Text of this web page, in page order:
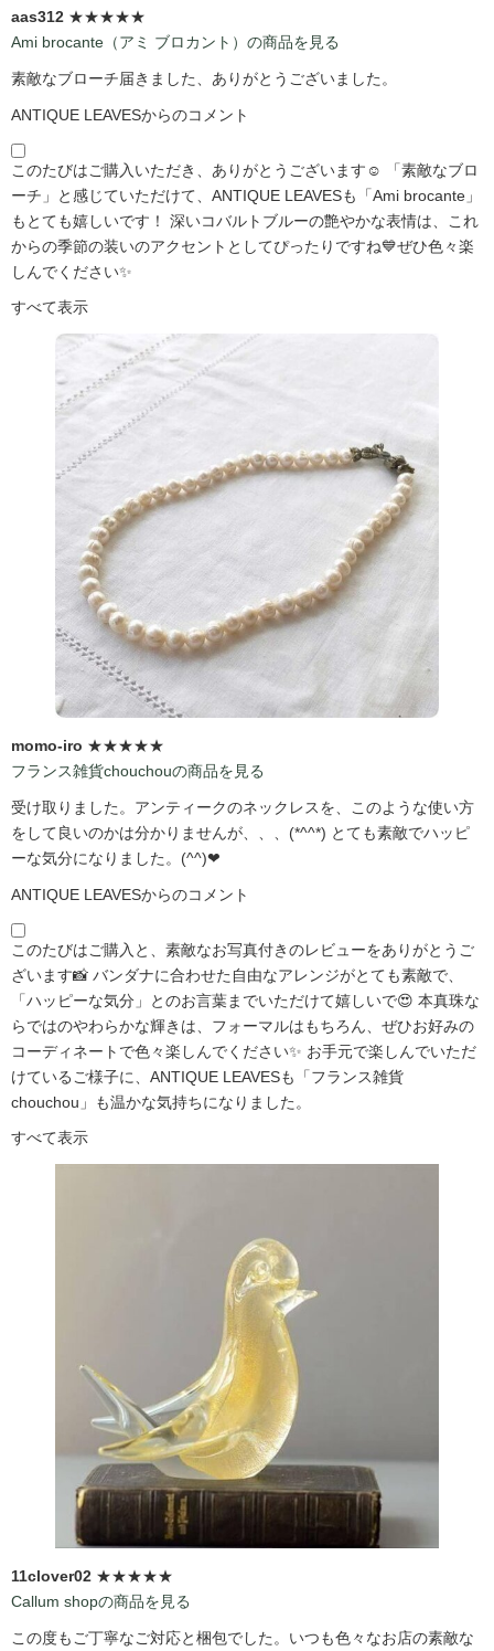
aas312 ★★★★★
Ami brocante（アミ ブロカント）の商品を見る
素敵なブローチ届きました、ありがとうございました。
ANTIQUE LEAVESからのコメント
このたびはご購入いただき、ありがとうございます☺️ 「素敵なブロ
ーチ」と感じていただけて、ANTIQUE LEAVESも「Ami brocante」
もとても嬉しいです！ 深いコバルトブルーの艶やかな表情は、これ
からの季節の装いのアクセントとしてぴったりですね💙ぜひ色々楽
しんでください✨
すべて表示
momo-iro ★★★★★
フランス雑貨chouchouの商品を見る
受け取りました。アンティークのネックレスを、このような使い方
をして良いのかは分かりませんが、、、(*^^*) とても素敵でハッピ
ーな気分になりました。(^^)❤
ANTIQUE LEAVESからのコメント
このたびはご購入と、素敵なお写真付きのレビューをありがとうご
ざいます📸 バンダナに合わせた自由なアレンジがとても素敵で、
「ハッピーな気分」とのお言葉までいただけて嬉しいで😍 本真珠な
らではのやわらかな輝きは、フォーマルはもちろん、ぜひお好みの
コーディネートで色々楽しんでください✨ お手元で楽しんでいただ
けているご様子に、ANTIQUE LEAVESも「フランス雑貨
chouchou」も温かな気持ちになりました。
すべて表示
11clover02 ★★★★★
Callum shopの商品を見る
この度もご丁寧なご対応と梱包でした。いつも色々なお店の素敵な